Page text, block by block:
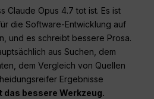
Claude Opus 4.7 tot ist. Es ist
die Software-Entwicklung auf
und es schreibt bessere Prosa.
aus Suchen, dem
dem Vergleich von Quellen
Ergebnisse
das bessere Werkzeug.